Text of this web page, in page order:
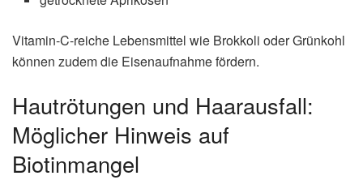
Vitamin-C-reiche Lebensmittel wie Brokkoli oder Grünkohl
können zudem die Eisenaufnahme fördern.
Hautrötungen und Haarausfall:
Möglicher Hinweis auf
Biotinmangel